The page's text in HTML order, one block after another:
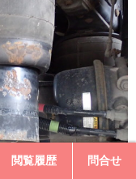
閲覧履歴 問合せ